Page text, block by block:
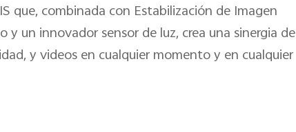
que, combinada con Estabilización de Imagen
un innovador sensor de luz, crea una sinergia de
y videos en cualquier momento y en cualquier